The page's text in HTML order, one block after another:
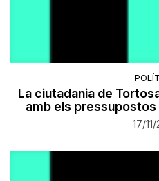
La ciutadania de
amb els
17/